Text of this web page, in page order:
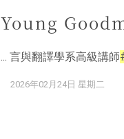
Young
... 言與翻譯學系高級講師
2026年02月24日 星期二